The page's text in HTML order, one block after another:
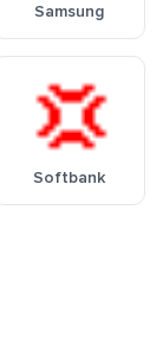
Samsung
Softbank